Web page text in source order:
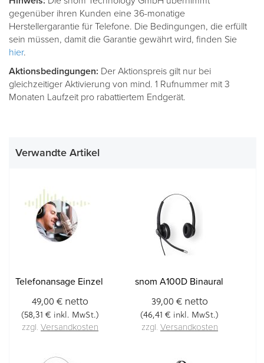
gegenüber ihren Kunden eine 36-monatige
Herstellergarantie für Telefone. Die Bedingungen, die erfüllt
sein müssen, damit die Garantie gewährt wird, finden Sie
hier.
Aktionsbedingungen: Der Aktionspreis gilt nur bei
gleichzeitiger Aktivierung von mind. 1 Rufnummer mit 3
Monaten Laufzeit pro rabattiertem Endgerät.
Verwandte Artikel
Telefonansage Einzel
49,00 € netto
(58,31 € inkl. MwSt.)
zzgl. Versandkosten
snom A100D Binaural
39,00 €netto
(46,41 € inkl. MwSt.)
zzgl. Versandkosten